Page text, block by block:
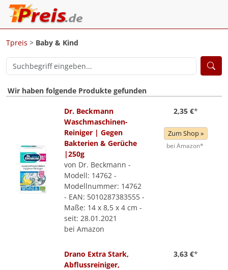
Tpreis > Baby & Kind
Wir haben folgende Produkte gefunden
Dr. Beckmann
Waschmaschinen-
Reiniger | Gegen
Bakterien & Gerüche
|250g
von Dr. Beckmann -
Modell: 14762 -
Modellnummer: 14762
- EAN: 5010287383555 -
Maße: 14 x 8,5 x 4 cm -
seit: 28.01.2021
bei Amazon
2,35 €*
Zum Shop »
bei Amazon*
Drano Extra Stark,
Abflussreiniger,
3,63 €*